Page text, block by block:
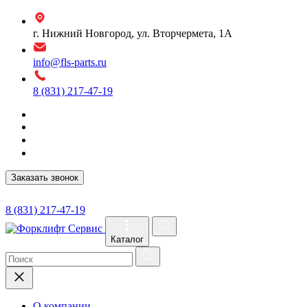
г. Нижний Новгород, ул. Вторчермета, 1А
info@fls-parts.ru
8 (831) 217-47-19
Заказать звонок
8 (831) 217-47-19
Каталог